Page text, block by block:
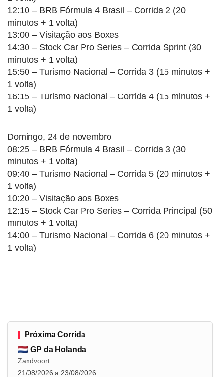
12:10 – BRB Fórmula 4 Brasil – Corrida 2 (20
minutos + 1 volta)
13:00 – Visitação aos Boxes
14:30 – Stock Car Pro Series – Corrida Sprint (30
minutos + 1 volta)
15:50 – Turismo Nacional – Corrida 3 (15 minutos +
1 volta)
16:15 – Turismo Nacional – Corrida 4 (15 minutos +
1 volta)
Domingo, 24 de novembro
08:25 – BRB Fórmula 4 Brasil – Corrida 3 (30
minutos + 1 volta)
09:40 – Turismo Nacional – Corrida 5 (20 minutos +
1 volta)
10:20 – Visitação aos Boxes
12:15 – Stock Car Pro Series – Corrida Principal (50
minutos + 1 volta)
14:00 – Turismo Nacional – Corrida 6 (20 minutos +
1 volta)
Próxima Corrida
GP da Holanda
Zandvoort
21/08/2026 a 23/08/2026